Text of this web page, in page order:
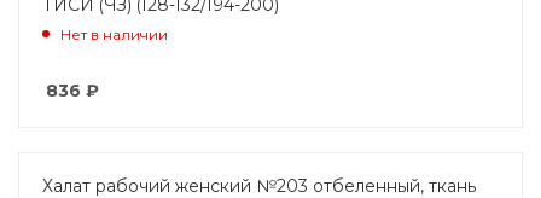
ТИСИ (ЧЗ) (128-132/194-200)
Нет в наличии
836 ₽
Халат рабочий женский №203 отбеленный, ткань